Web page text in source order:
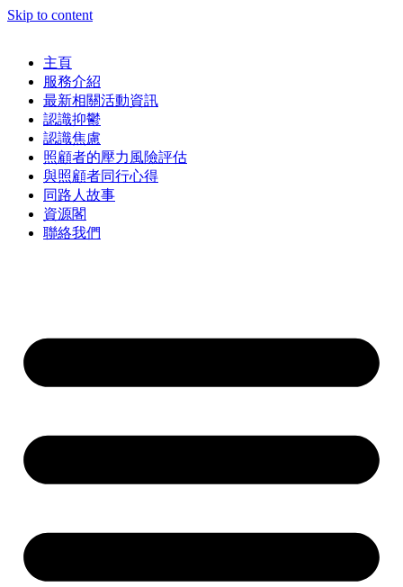
Skip to content
主頁
服務介紹
最新相關活動資訊
認識抑鬱
認識焦慮
照顧者的壓力風險評估
與照顧者同行心得
同路人故事
資源閣
聯絡我們